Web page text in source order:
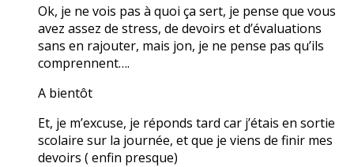
Ok, je ne vois pas à quoi ça sert, je pense que vous
avez assez de stress, de devoirs et d’évaluations
sans en rajouter, mais jon, je ne pense pas qu’ils
comprennent….
A bientôt
Et, je m’excuse, je réponds tard car j’étais en sortie
scolaire sur la journée, et que je viens de finir mes
devoirs ( enfin presque)